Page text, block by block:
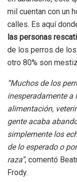
mil cuentan con un
calles. Es aquí
las personas
de los perros de los
otro 80% son
“Muchos de los
inesperadamente a
alimentación,
gente acaba
simplemente los
de lo esperado o
raza”, comentó
Frody.